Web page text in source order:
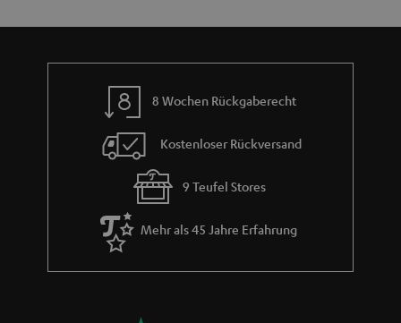
m
8 Wochen Rückgaberecht
Kostenloser Rückversand
9 Teufel Stores
Mehr als 45 Jahre Erfahrung